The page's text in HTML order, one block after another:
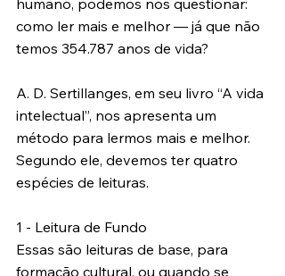
humano, podemos nos questionar:
como ler mais e melhor — já que não
temos 354.787 anos de vida?
A. D. Sertillanges, em seu livro “A vida
intelectual”, nos apresenta um
método para lermos mais e melhor.
Segundo ele, devemos ter quatro
espécies de leituras.
1 - Leitura de Fundo
Essas são leituras de base, para
formação cultural, ou quando se